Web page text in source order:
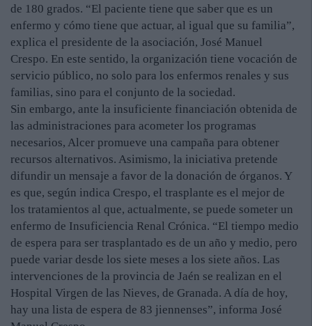
de 180 grados. “El paciente tiene que saber que es un
enfermo y cómo tiene que actuar, al igual que su familia”,
explica el presidente de la asociación, José Manuel
Crespo. En este sentido, la organización tiene vocación de
servicio público, no solo para los enfermos renales y sus
familias, sino para el conjunto de la sociedad.
Sin embargo, ante la insuficiente financiación obtenida de
las administraciones para acometer los programas
necesarios, Alcer promueve una campaña para obtener
recursos alternativos. Asimismo, la iniciativa pretende
difundir un mensaje a favor de la donación de órganos. Y
es que, según indica Crespo, el trasplante es el mejor de
los tratamientos al que, actualmente, se puede someter un
enfermo de Insuficiencia Renal Crónica. “El tiempo medio
de espera para ser trasplantado es de un año y medio, pero
puede variar desde los siete meses a los siete años. Las
intervenciones de la provincia de Jaén se realizan en el
Hospital Virgen de las Nieves, de Granada. A día de hoy,
hay una lista de espera de 83 jiennenses”, informa José